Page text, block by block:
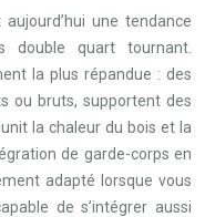
une tendance
double quart tournant.
la plus répandue : des
ou bruts, supportent des
la chaleur du bois et la
de garde-corps en
adapté lorsque vous
de s’intégrer aussi